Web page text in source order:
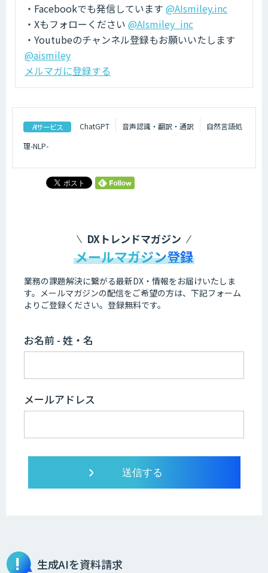
・Facebookでも発信しています @AIsmiley.inc
・Xもフォローください @AIsmiley_inc
・Youtubeのチャンネル登録もお願いいたします
@aismiley
メルマガに登録する
AIサービス ChatGPT 音声認識・翻訳・通訳
自然言語処
理-NLP-
DXトレンドマガジン
メールマガジン登録
業務の課題解決に繋がる最新DX・情報をお届けいたしま
す。 メールマガジンの配信をご希望の方は、下記フォーム
よりご登録ください。登録無料です。
お名前 - 姓・名
メールアドレス
生成AIを資料請求